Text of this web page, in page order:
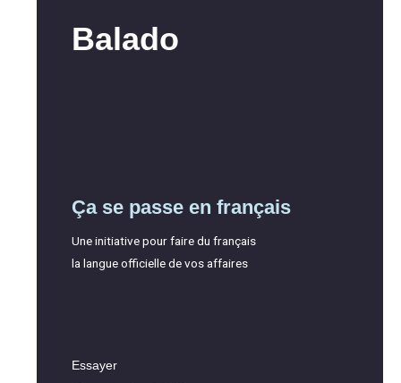
Balado
Ça se passe en français
Une initiative pour faire du français
la langue officielle de vos affaires
Essayer